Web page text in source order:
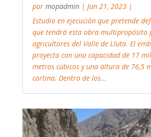
que tendrá esta obra multipropósito
agricultores del Valle de Lluta. El
proyecta con una capacidad de 17
metros cúbicos y una altura de 76,5
cortina. Dentro de los...